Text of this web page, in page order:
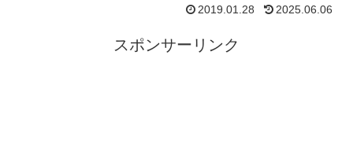
2019.01.28 2025.06.06
スポンサーリンク